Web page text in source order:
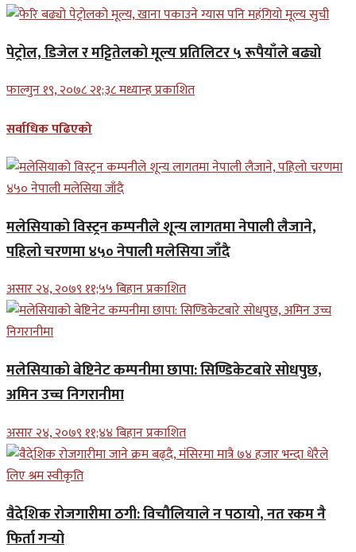
पेट्रोल, डिजेल र मट्टितेलको मूल्य प्रतिलिटर ५ रूपैयाँले बढ्यो
फाल्गुन १९, २०७८ २१;३८ मध्यान्ह प्रकाशित
सर्वाधिक पढिएको
मलेसियाको विस्ट्रन कम्पनीले शून्य लागतमा नेपाली लैजाने,
पहिलो चरणमा ४५० नेपाली मलेसिया जाँदै
असार २४, २०७९ ११;५५ बिहान प्रकाशित
मलेसियाको बेष्टिनेट कम्पनीमा छापा: सिण्डिकेटबारे सोधपुछ,
अमिन उच्च निगरानीमा
असार २४, २०७९ ११;४४ बिहान प्रकाशित
वैदेशिक रोजगारीमा ठगी: विचौलियाले न पठायो, नत रकम नै
फिर्ता गर्‍यो